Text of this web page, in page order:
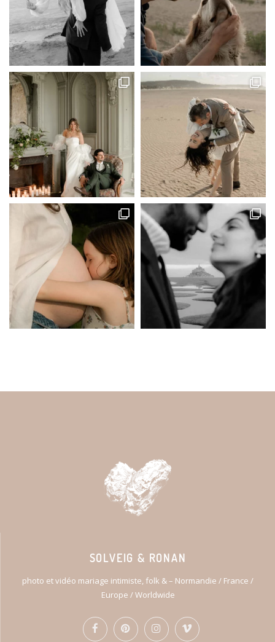
SOLVEIG & RONAN
photo et vidéo mariage intimiste, folk & – Normandie / France /
Europe / Worldwide